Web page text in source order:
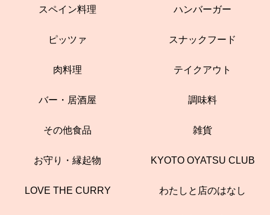
スペイン料理 ハンバーガー
ピッツァ スナックフード
肉料理 テイクアウト
バー・居酒屋 調味料
その他食品 雑貨
お守り・縁起物 KYOTO OYATSU CLUB
LOVE THE CURRY わたしと店のはなし